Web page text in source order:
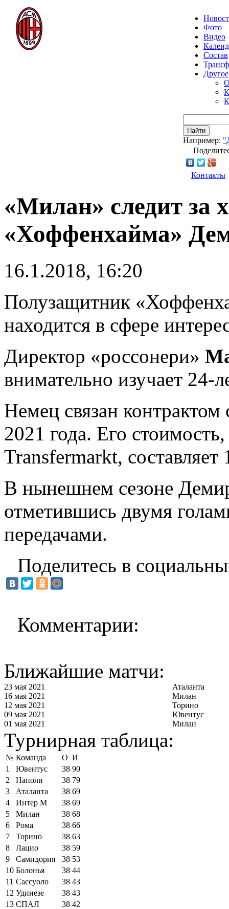
Фото
Видео
Состав
Другое
Найти
Например:
Контакты
«Милан» следит за
«Хоффенхайма»
16.1.2018, 16:20
Полузащитник
находится в сфере
Директор «россонери»
внимательно изучает 24-
Немец связан
2021 года. Его
Transfermarkt,
В нынешнем сезоне
отметившись двумя
передачами.
Поделитесь в
Комментарии:
Ближайшие матчи:
23 мая 2021
Аталанта
16 мая 2021
Милан
12 мая 2021
Торино
09 мая 2021
Ювентус
01 мая 2021
Милан
Турнирная таблица:
№ Команда О И
1
Ювентус 38 90
2
Наполи 38 79
3
Аталанта 38 69
4
Интер М 38 69
5
Милан 38 68
6
Рома 38 66
7
Торино 38 63
8
Лацио 38 59
9
Сампдория 38 53
10 Болонья 38 44
11 Сассуоло 38 43
12 Удинезе 38 43
13 СПАЛ 38 42